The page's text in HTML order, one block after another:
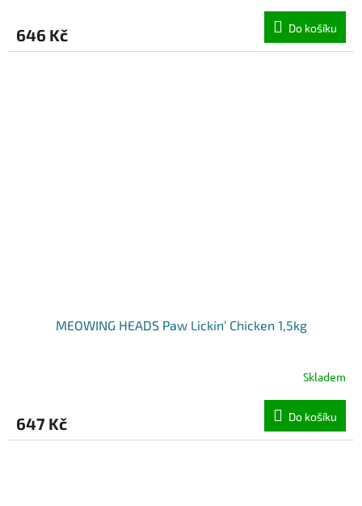
646 Kč Do košíku
MEOWING HEADS Paw Lickin’ Chicken 1,5kg
Skladem
647 Kč Do košíku